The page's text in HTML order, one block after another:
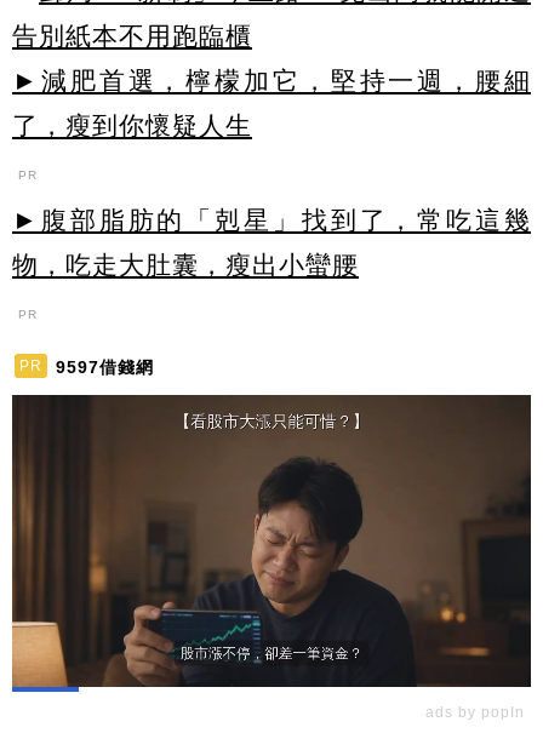
告別紙本不用跑臨櫃
►減肥首選，檸檬加它，堅持一週，腰細
了，瘦到你懷疑人生
PR
►腹部脂肪的「剋星」找到了，常吃這幾
物，吃走大肚囊，瘦出小蠻腰
PR
PR 9597借錢網
ads by popIn